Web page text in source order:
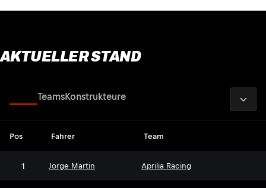
AKTUELLER STAND
TeamsKonstrukteure
Pos Fahrer Team
1 Jorge Martin Aprilia Racing